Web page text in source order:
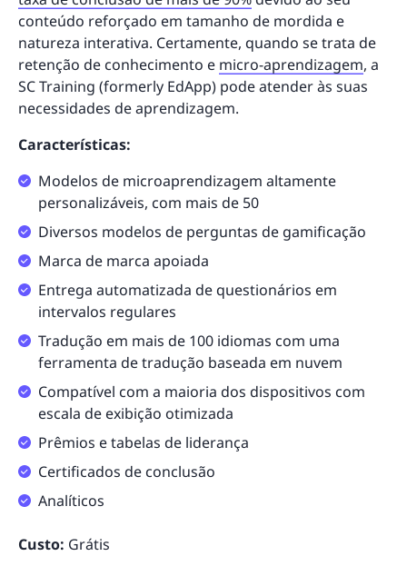
conteúdo reforçado em tamanho de mordida e
natureza interativa. Certamente, quando se trata de
retenção de conhecimento e micro-aprendizagem, a
SC Training (formerly EdApp) pode atender às suas
necessidades de aprendizagem.
Características:
Modelos de microaprendizagem altamente
personalizáveis, com mais de 50
Diversos modelos de perguntas de gamificação
Marca de marca apoiada
Entrega automatizada de questionários em
intervalos regulares
Tradução em mais de 100 idiomas com uma
ferramenta de tradução baseada em nuvem
Compatível com a maioria dos dispositivos com
escala de exibição otimizada
Prêmios e tabelas de liderança
Certificados de conclusão
Analíticos
Custo: Grátis